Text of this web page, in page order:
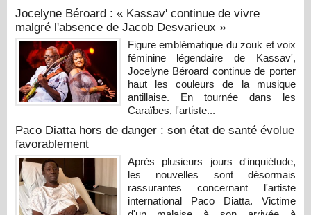
Jocelyne Béroard : « Kassav' continue de vivre
malgré l'absence de Jacob Desvarieux »
Figure emblématique du zouk et voix
féminine légendaire de Kassav',
Jocelyne Béroard continue de porter
haut les couleurs de la musique
antillaise. En tournée dans les
Caraïbes, l'artiste...
Paco Diatta hors de danger : son état de santé évolue
favorablement
Après plusieurs jours d'inquiétude,
les nouvelles sont désormais
rassurantes concernant l'artiste
international Paco Diatta. Victime